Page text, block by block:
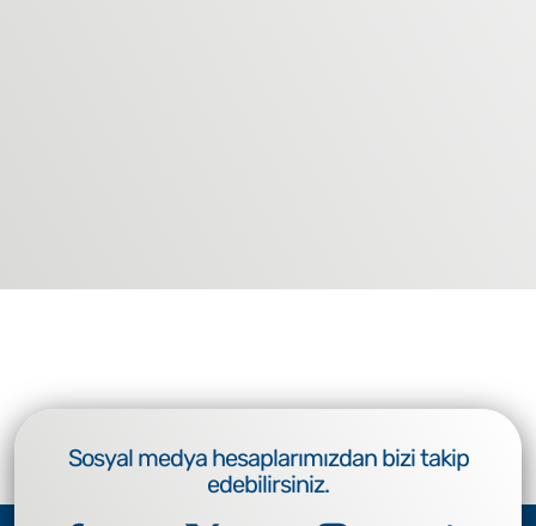
Sosyal medya hesaplarımızdan bizi takip
edebilirsiniz.